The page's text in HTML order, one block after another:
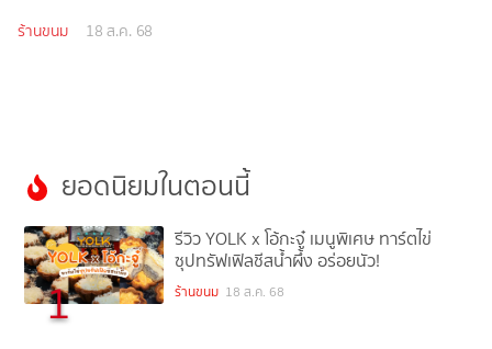
ร้านขนม 18 ส.ค. 68
ยอดนิยมในตอนนี้
1
รีวิว YOLK x โอ้กะจู๋ เมนูพิเศษ ทาร์ตไข่
ซุปทรัฟเฟิลชีสน้ำผึ้ง อร่อยนัว!
ร้านขนม 18 ส.ค. 68